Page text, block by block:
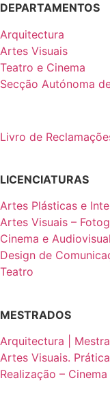
DEPARTAMENTOS
Arquitectura
Artes Visuais
Teatro e Cinema
Secção Autónoma
Livro de
LICENCIATURAS
Artes Plásticas e
Artes Visuais –
Cinema e Audiovisual
Design de
Teatro
MESTRADOS
Arquitectura |
Artes Visuais.
Realização –